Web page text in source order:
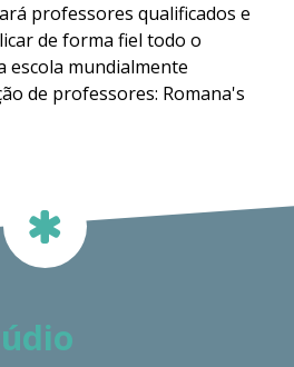
professores qualificados e
de forma fiel todo o
escola mundialmente
de professores: Romana's